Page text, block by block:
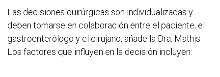
Las decisiones quirúrgicas son individualizadas y
deben tomarse en colaboración entre el paciente, el
gastroenterólogo y el cirujano, añade la Dra. Mathis.
Los factores que influyen en la decisión incluyen: